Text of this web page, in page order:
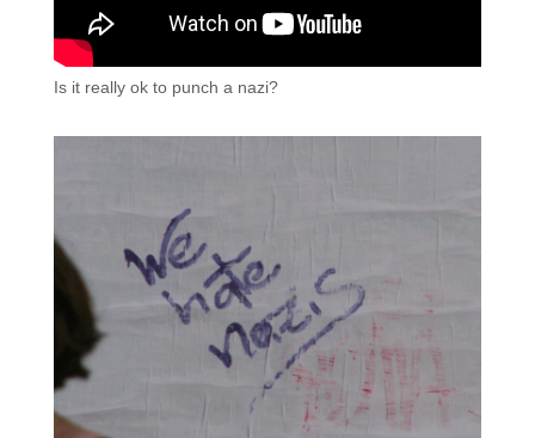
Is it really ok to punch a nazi?